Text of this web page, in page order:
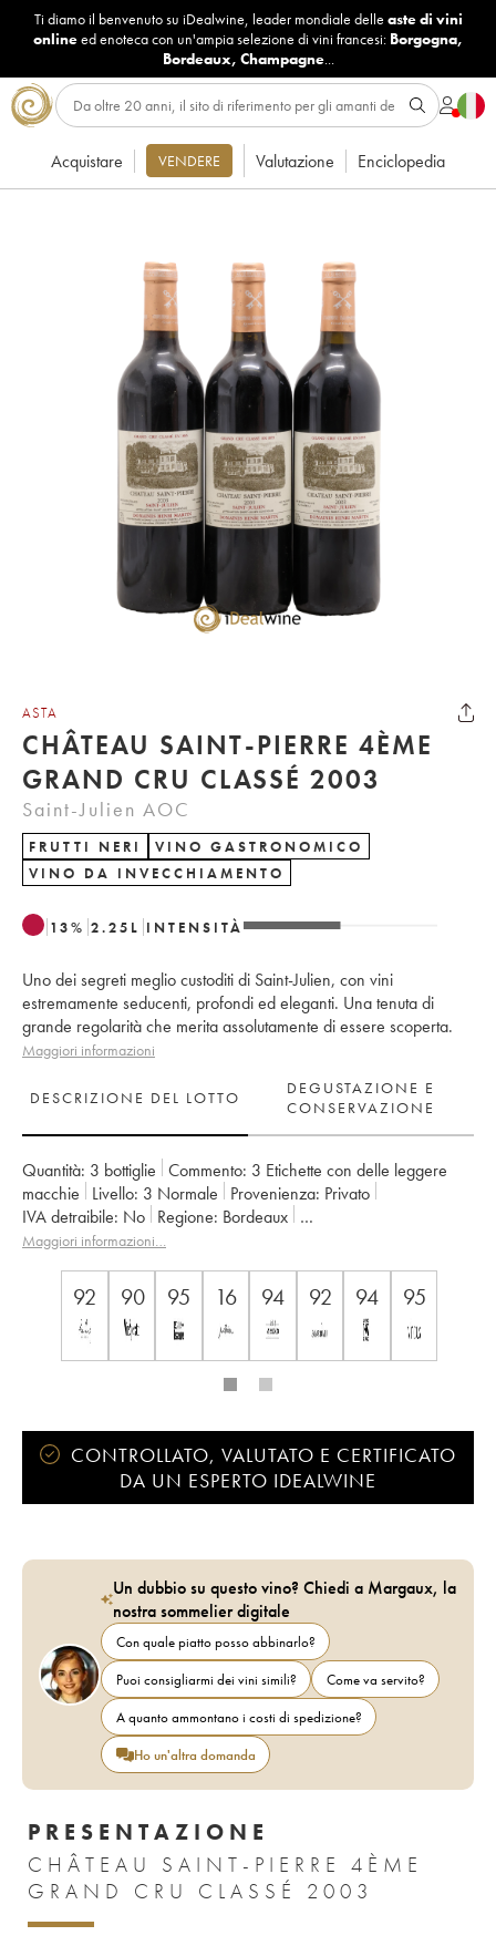
Ti diamo il benvenuto su iDealwine, leader mondiale delle aste di vini
onlineed enoteca con un'ampia selezione di vini francesi: Borgogna,
Bordeaux, Champagne...
Acquistare VENDERE Valutazione Enciclopedia
ASTA
CHÂTEAU SAINT-PIERRE 4ÈME
GRAND CRU CLASSÉ 2003
Saint-Julien AOC
FRUTTI NERI
VINO GASTRONOMICO
VINO DA INVECCHIAMENTO
13% 2.25 L INTENSITÀ
Uno dei segreti meglio custoditi di Saint-Julien, con vini
estremamente seducenti, profondi ed eleganti. Una tenuta di
grande regolarità che merita assolutamente di essere scoperta.
Maggiori informazioni
DESCRIZIONE DEL LOTTO
DEGUSTAZIONE E
CONSERVAZIONE
Quantità: 3 bottiglie Commento: 3 Etichette con delle leggere
macchie
Livello: 3 Normale Provenienza:
privato
IVA detraibile:
no Regione:
Bordeaux
Denominazione: Saint-Julien
Proprietario:
Françoise Triaud
Maggiori informazioni…
92 90 95 16 94 92 94 95
CONTROLLATO, VALUTATO E CERTIFICATO
DA UN ESPERTO IDEALWINE
Un dubbio su questo vino? Chiedi a Margaux, la
nostra sommelier digitale
Con quale piatto posso abbinarlo?
Puoi consigliarmi dei vini simili?
Come va servito?
A quanto ammontano i costi di spedizione?
Ho un'altra domanda
PRESENTAZIONE
CHÂTEAU SAINT-PIERRE 4ÈME
GRAND CRU CLASSÉ 2003